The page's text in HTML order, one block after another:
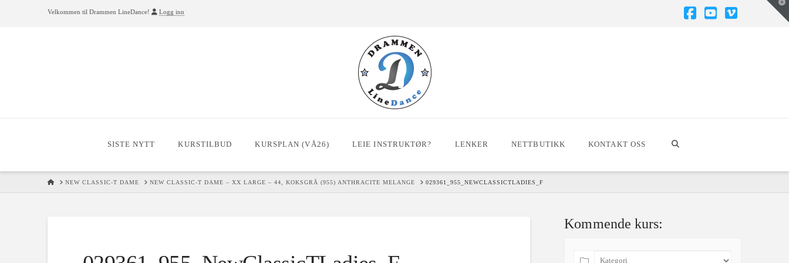
Velkommen til Drammen LineDance! Logg inn
SISTE NYTT KURSTILBUD KURSPLAN (VÅ26) LEIE INSTRUKTØR? LENKER NETTBUTIKK KONTAKT OSS
HOMENEW CLASSIC-T DAME NEW CLASSIC-T DAME – XX LARGE – 44, KOKSGRÅ (955) ANTHRACITE MELANGE 029361_955_NEWCLASSICTLADIES_F
Kommende kurs: